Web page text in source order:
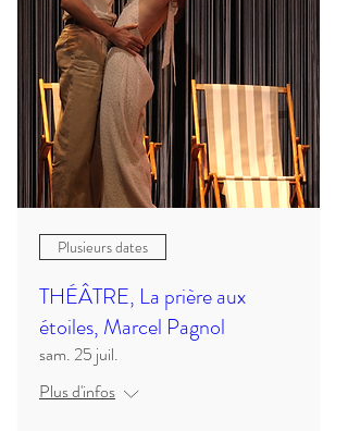
Plusieurs dates
THÉÂTRE, La prière aux
étoiles, Marcel Pagnol
sam. 25 juil.
Plus d'infos